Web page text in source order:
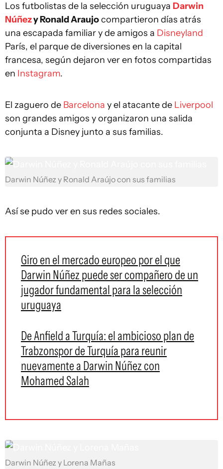
Los futbolistas de la selección uruguaya Darwin
Núñezy Ronald Araujocompartieron días atrás
una escapada familiar y de amigos a Disneyland
París, el parque de diversiones en la capital
francesa, según dejaron ver en fotos compartidas
en Instagram.
El zaguero de Barcelona y el atacante de Liverpool
son grandes amigos y organizaron una salida
conjunta a Disney junto a sus familias.
Darwin Núñez y Ronald Araújo con sus familias
Así se pudo ver en sus redes sociales.
Giro en el mercado europeo por el que
Darwin Núñez puede ser compañero de un
jugador fundamental para la selección
uruguaya
De Anfield a Turquía: el ambicioso plan de
Trabzonspor de Turquía para reunir
nuevamente a Darwin Núñez con
Mohamed Salah
Darwin Núñez y Lorena Mañas